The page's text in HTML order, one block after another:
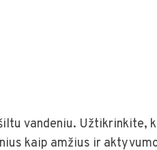
vandeniu. Užtikrinkite,
kaip amžius ir